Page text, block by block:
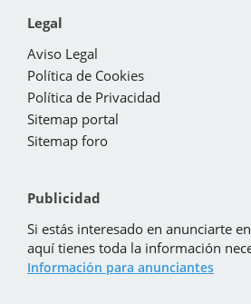
Legal
Aviso Legal
Política de Cookies
Política de Privacidad
Sitemap portal
Sitemap foro
Publicidad
Si estás interesado en anunciarte
aquí tienes toda la información
Información para anunciantes